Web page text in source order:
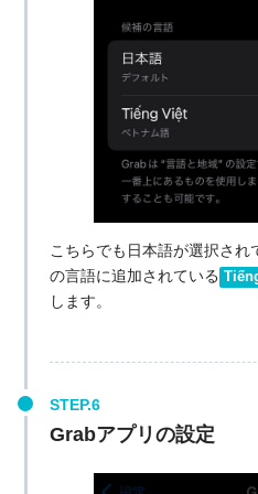
こちらでも日本語が選択さ
の言語に追加されている
します。
Grabアプリの設定